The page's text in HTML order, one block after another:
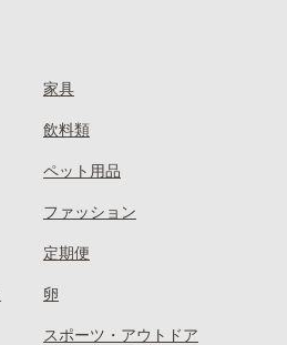
家具
飲料類
ペット用品
ファッション
定期便
卵
スポーツ・アウトドア